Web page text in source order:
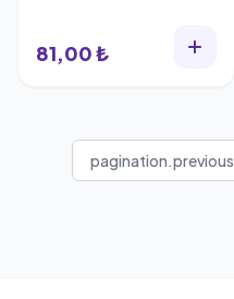
81,00 ₺
pagination.previous